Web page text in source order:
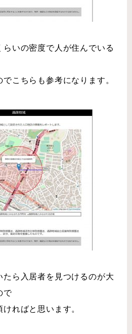
らいの密度で人が住んでいる
こちらも参考になります。
ら入居者を見つけるのが大
で
ればと思います。